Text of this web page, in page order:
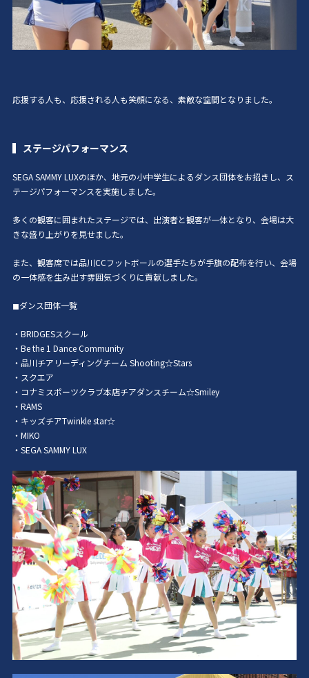
応援する人も、応援される人も笑顔になる、素敵な空間となりました。
ステージパフォーマンス
SEGA SAMMY LUXのほか、地元の小中学生によるダンス団体をお招きし、ス
テージパフォーマンスを実施しました。
多くの観客に囲まれたステージでは、出演者と観客が一体となり、会場は大
きな盛り上がりを見せました。
また、観客席では品川CCフットボールの選手たちが手旗の配布を行い、会場
の一体感を生み出す雰囲気づくりに貢献しました。
◼ダンス団体一覧
・BRIDGESスクール
・Be the 1 Dance Community
・品川チアリーディングチーム Shooting☆Stars
・スクエア
・コナミスポーツクラブ本店チアダンスチーム☆Smiley
・RAMS
・キッズチアTwinkle star☆
・MIKO
・SEGA SAMMY LUX